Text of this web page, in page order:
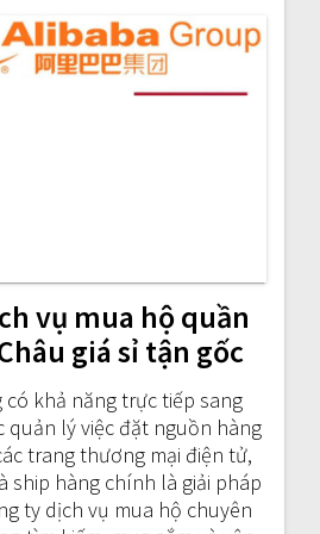
vụ mua hộ quần
giá sỉ tận gốc
có khả năng trực tiếp sang
quản lý việc đặt nguồn hàng
trang thương mại điện tử,
ship hàng chính là giải pháp
ty dịch vụ mua hộ chuyên